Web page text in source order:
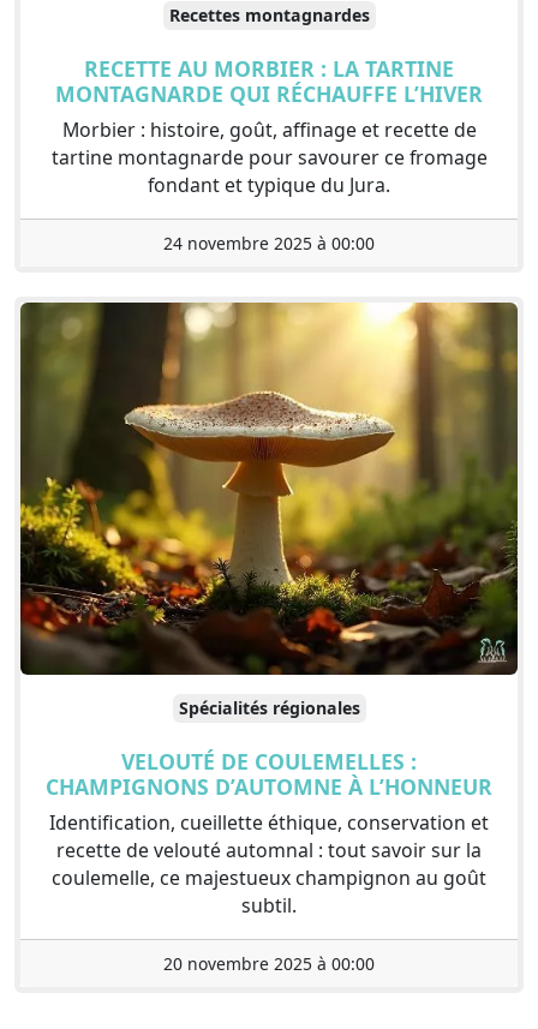
Recettes montagnardes
RECETTE AU MORBIER : LA TARTINE
MONTAGNARDE QUI RÉCHAUFFE L’HIVER
Morbier : histoire, goût, affinage et recette de
tartine montagnarde pour savourer ce fromage
fondant et typique du Jura.
24 novembre 2025 à 00:00
Spécialités régionales
VELOUTÉ DE COULEMELLES :
CHAMPIGNONS D’AUTOMNE À L’HONNEUR
Identification, cueillette éthique, conservation et
recette de velouté automnal : tout savoir sur la
coulemelle, ce majestueux champignon au goût
subtil.
20 novembre 2025 à 00:00